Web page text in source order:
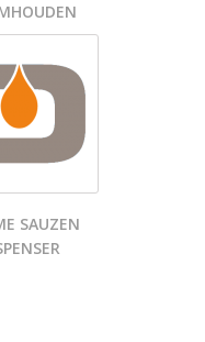
SAUZEN